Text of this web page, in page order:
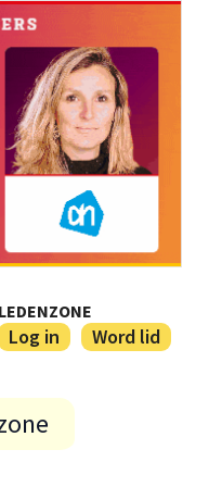
LEDENZONE
Log in Word lid